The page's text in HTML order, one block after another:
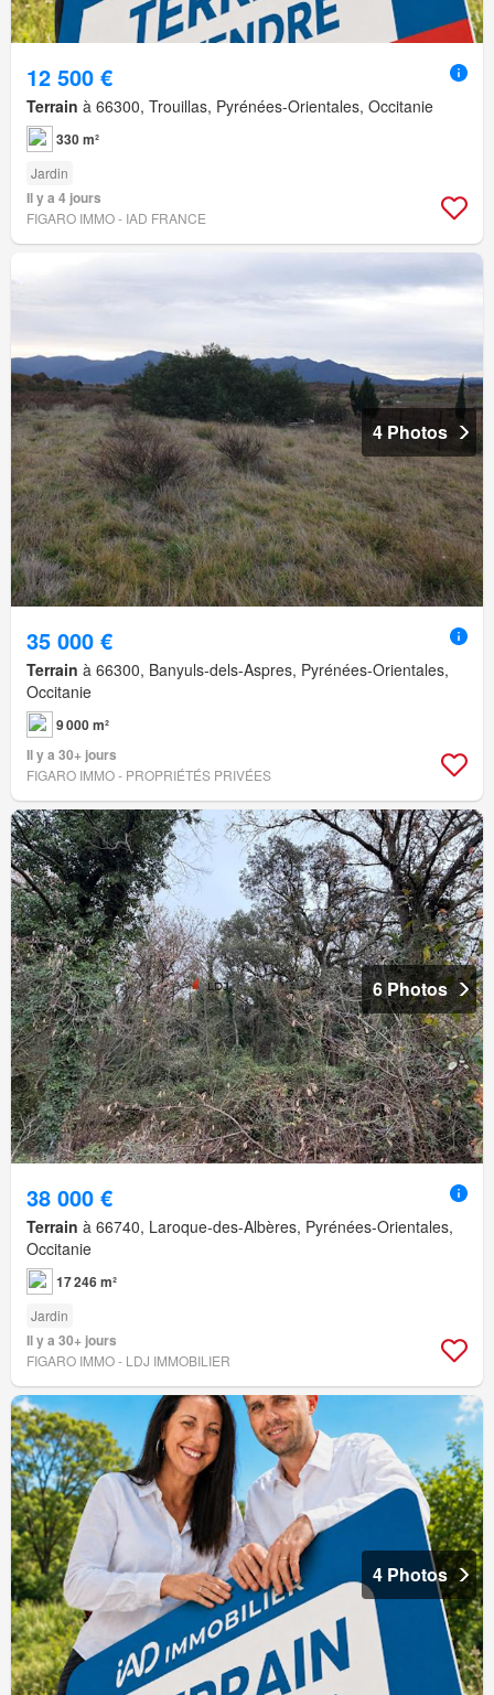
12 500 €
Terrain à 66300, Trouillas, Pyrénées-Orientales, Occitanie
330 m²
Jardin
Il y a 4 jours
FIGARO IMMO - IAD FRANCE
4 Photos
35 000 €
Terrain à 66300, Banyuls-dels-Aspres, Pyrénées-Orientales,
Occitanie
9 000 m²
Il y a 30+ jours
FIGARO IMMO - PROPRIÉTÉS PRIVÉES
6 Photos
38 000 €
Terrain à 66740, Laroque-des-Albères, Pyrénées-Orientales,
Occitanie
17 246 m²
Jardin
Il y a 30+ jours
FIGARO IMMO - LDJ IMMOBILIER
4 Photos